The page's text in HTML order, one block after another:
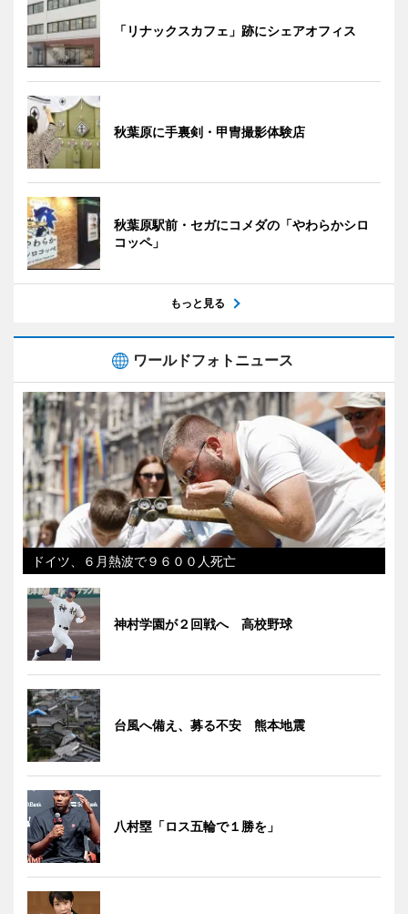
「リナックスカフェ」跡にシェアオフィス
秋葉原に手裏剣・甲冑撮影体験店
秋葉原駅前・セガにコメダの「やわらかシロ
コッペ」
もっと見る
ワールドフォトニュース
ドイツ、６月熱波で９６００人死亡
神村学園が２回戦へ 高校野球
台風へ備え、募る不安 熊本地震
八村塁「ロス五輪で１勝を」